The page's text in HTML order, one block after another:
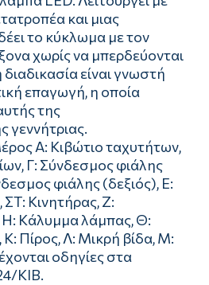
και μιας
το κύκλωμα με τον
χωρίς να μπερδεύονται
είναι γνωστή
επαγωγή, η οποία
της
γεννήτριας.
Α: Kιβώτιο ταχυτήτων,
Γ: Σύνδεσμος φιάλης
φιάλης (δεξιός), Ε:
Kινητήρας, Ζ:
Kάλυμμα λάμπας, Θ:
Πίρος, Λ: Mικρή βίδα, Μ:
οδηγίες στα
ΚΙΒ.